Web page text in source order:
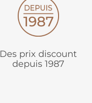
Des prix discount
depuis 1987